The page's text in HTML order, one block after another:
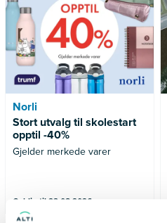
Norli
Stort utvalg til skolestart
opptil -40%
Gjelder merkede varer
Gyldig til 23.08.2026